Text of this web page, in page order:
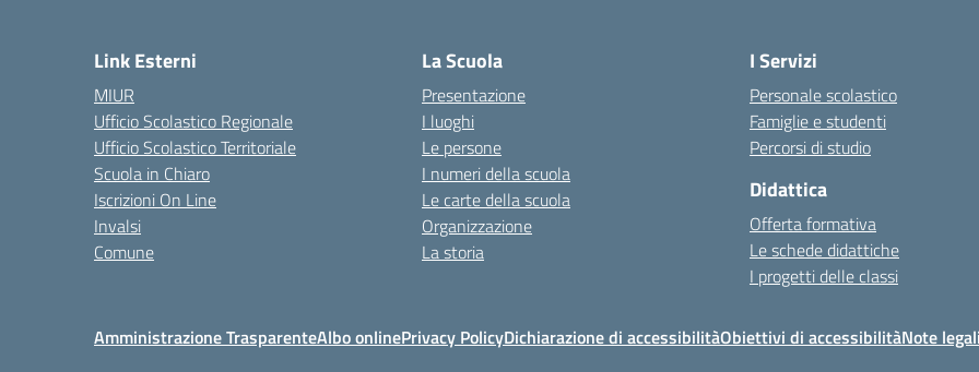
Link Esterni
MIUR
Ufficio Scolastico Regionale
Ufficio Scolastico Territoriale
Scuola in Chiaro
Iscrizioni On Line
Invalsi
Comune
La Scuola
Presentazione
I luoghi
Le persone
I numeri della scuola
Le carte della scuola
Organizzazione
La storia
I Servizi
Personale scolastico
Famiglie e studenti
Percorsi di studio
Didattica
Offerta formativa
Le schede didattiche
I progetti delle classi
Amministrazione TrasparenteAlbo onlinePrivacy PolicyDichiarazione di accessibilitàObiettivi di accessibilitàNote